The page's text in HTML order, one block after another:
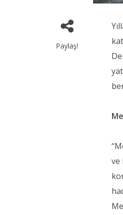
Paylaş!
ve